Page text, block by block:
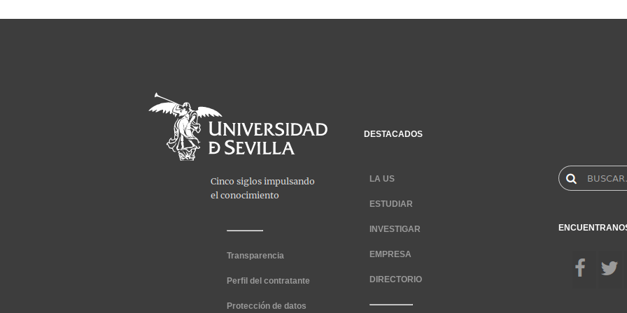
Transparencia
Perfil del contratante
Protección de datos
DESTACADOS
LA US
ESTUDIAR
INVESTIGAR
EMPRESA
DIRECTORIO